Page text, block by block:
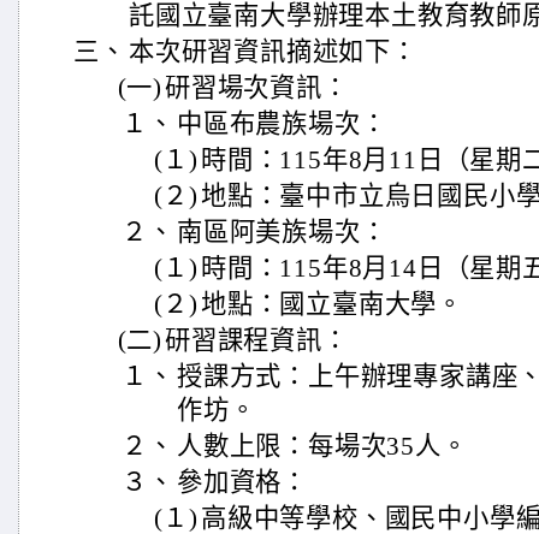
託國立臺南大學辦理本土教育教師
三、 本次研習資訊摘述如下：
(一)研習場次資訊：
１、 中區布農族場次：
(１) 時間：115年8月11日（星期
(２)地點：臺中市立烏日國民小
２、 南區阿美族場次：
(１) 時間：115年8月14日（星期
(２)地點：國立臺南大學。
(二)研習課程資訊：
１、 授課方式：上午辦理專家講座
作坊。
２、 人數上限：每場次35人。
３、 參加資格：
(１) 高級中等學校、國民中小學